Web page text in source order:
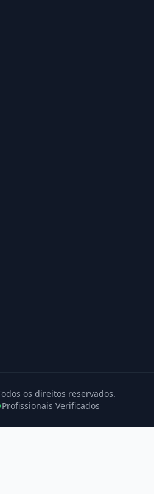
os direitos reservados.
Profissionais Verificados